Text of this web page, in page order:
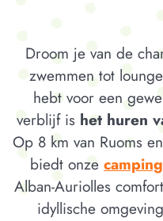
Droom je van de
zwemmen tot
hebt voor een
verblijf is het huren
Op 8 km van Ruoms
biedt onze
Alban-Auriolles
idyllische